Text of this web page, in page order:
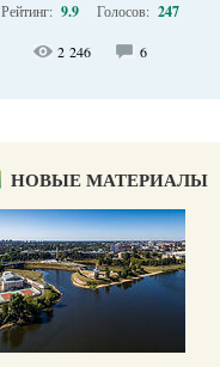
Рейтинг: 9.9 Голосов: 247
2 246 6
НОВЫЕ МАТЕРИАЛЫ